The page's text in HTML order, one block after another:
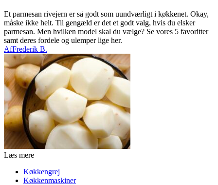
Et parmesan rivejern er så godt som uundværligt i køkkenet. Okay,
måske ikke helt. Til gengæld er det et godt valg, hvis du elsker
parmesan. Men hvilken model skal du vælge? Se vores 5 favoritter
samt deres fordele og ulemper lige her.
AfFrederik B.
Læs mere
Køkkengrej
Køkkenmaskiner